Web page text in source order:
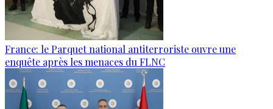
France: le Parquet national antiterroriste ouvre une
enquête après les menaces du FLNC